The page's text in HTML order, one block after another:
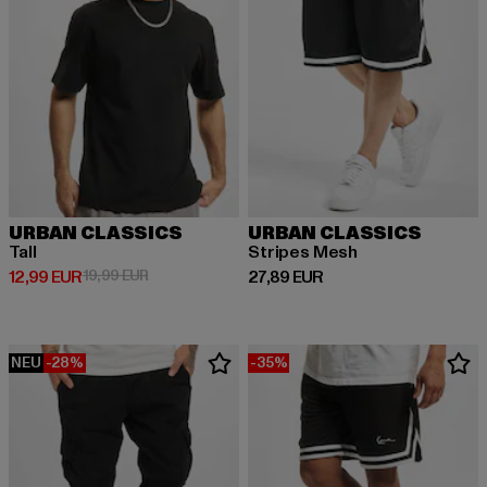
URBAN CLASSICS
Tall
12,99 EUR
Derzeitiger Preis: 12,99 EUR
19,99 EURAktionspreis: 19,99 EUR
URBAN CLASSICS
Stripes Mesh
27,89 EUR
Derzeitiger Preis: 27,89 EUR
NEU -28% -35%